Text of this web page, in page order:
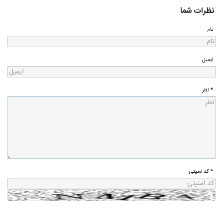
نظرات شما
نام
ایمیل
* نظر
* کد امنیتی